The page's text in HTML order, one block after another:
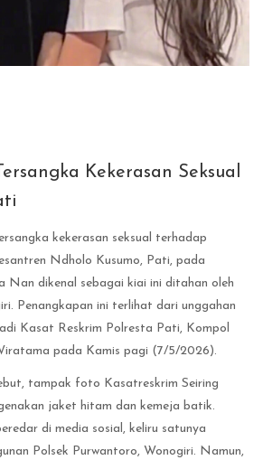
Kekerasan Seksual
kekerasan seksual terhadap
Ndholo Kusumo, Pati, pada
Nan dikenal sebagai kiai ini ditahan oleh
Penangkapan ini terlihat dari unggahan
Kasat Reskrim Polresta Pati, Kompol
pada Kamis pagi (7/5/2026).
tampak foto Kasatreskrim Seiring
jaket hitam dan kemeja batik.
di media sosial, keliru satunya
Polsek Purwantoro, Wonogiri. Namun,